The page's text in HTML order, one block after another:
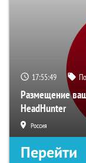
17:55:48
Размещение
HeadHunter
Россия
Перейти